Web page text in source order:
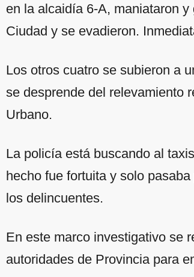
en la alcaidía 6-A, maniataron
Ciudad y se evadieron.
Los otros cuatro se subieron a
se desprende del relevamiento
Urbano.
La policía está buscando al
hecho fue fortuita y solo
los delincuentes.
En este marco investigativo se
autoridades de Provincia para